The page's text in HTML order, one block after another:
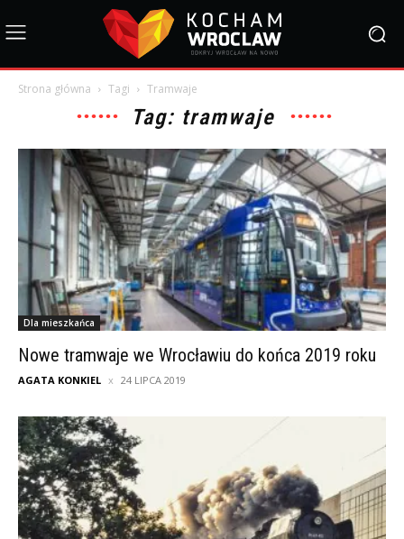
Strona główna Tagi Tramwaje
Tag: tramwaje
Dla mieszkańca
Nowe tramwaje we Wrocławiu do końca 2019 roku
AGATA KONKIEL 24 LIPCA 2019